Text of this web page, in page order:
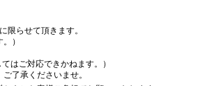
限らせて頂きます。
）
はご対応できかねます。）
了承くださいませ。